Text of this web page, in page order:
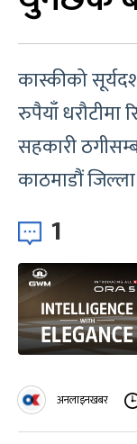
कास्कीको
रुपैयाँ धरौटीमा
सहकारी
काठमाडौं
1
अनलाइनखबर